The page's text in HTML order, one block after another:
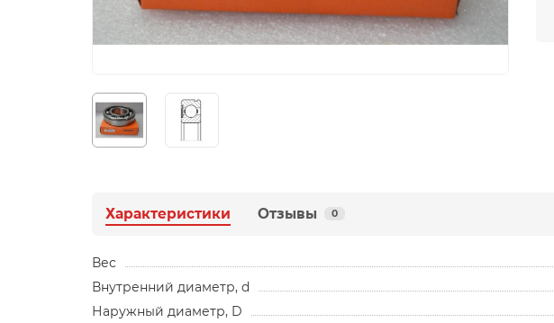
Характеристики Отзывы 0
Вес
Внутренний диаметр, d
Наружный диаметр, D